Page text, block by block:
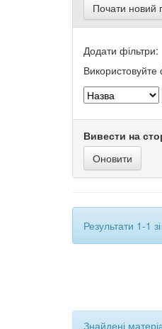
Почати новий
Додати фільтри:
Використовуйте
Вивести на
Результати 1-1
Знайдені